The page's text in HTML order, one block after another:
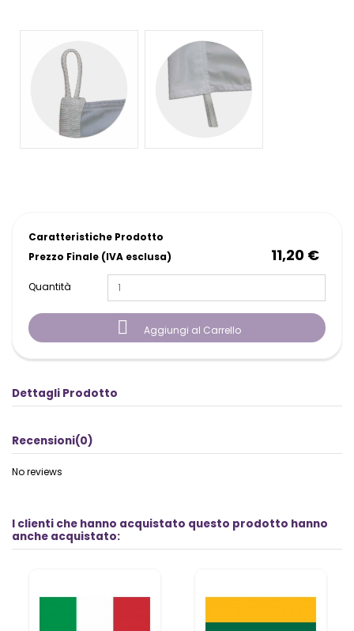
Caratteristiche Prodotto
Prezzo Finale (IVA esclusa)
11,20 €
Quantità
 Aggiungi al Carrello
Dettagli Prodotto
Recensioni(0)
No reviews
I clienti che hanno acquistato questo prodotto hanno
anche acquistato: